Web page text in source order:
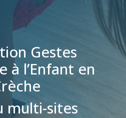
Gestes
à l’Enfant en
multi-sites